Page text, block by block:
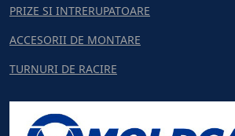
PRIZE SI INTRERUPATOARE
ACCESORII DE MONTARE
TURNURI DE RACIRE